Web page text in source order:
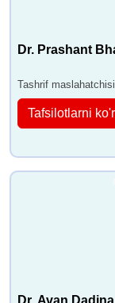
Dr. Prashant
Tashrif
Tafsilotlarni
Dr. Avan Dadina